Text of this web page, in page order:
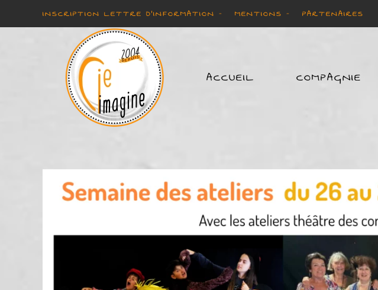
Accéder au contenu principal
INSCRIPTION LETTRE D'INFORMATION - MENTIONS - PARTENAIRES
ACCUEIL COMPAGNIE